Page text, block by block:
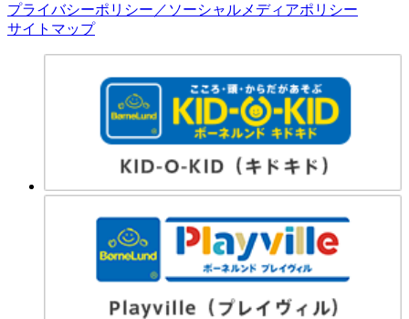
プライバシーポリシー／ソーシャルメディアポリシー
サイトマップ